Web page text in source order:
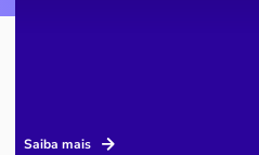
Saiba mais